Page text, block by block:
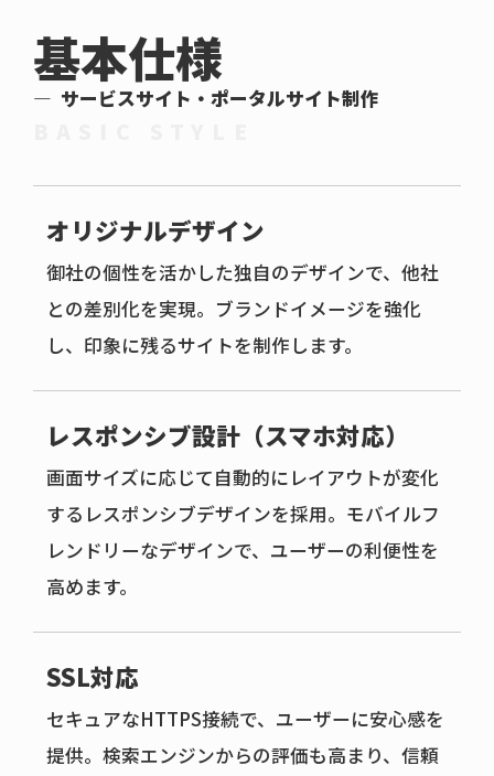
基本仕様
サービスサイト・ポータルサイト制作
オリジナルデザイン
御社の個性を活かした独自のデザインで、他社
との差別化を実現。ブランドイメージを強化
し、印象に残るサイトを制作します。
レスポンシブ設計（スマホ対応）
画面サイズに応じて自動的にレイアウトが変化
するレスポンシブデザインを採用。モバイルフ
レンドリーなデザインで、ユーザーの利便性を
高めます。
SSL対応
セキュアなHTTPS接続で、ユーザーに安心感を
提供。検索エンジンからの評価も高まり、信頼